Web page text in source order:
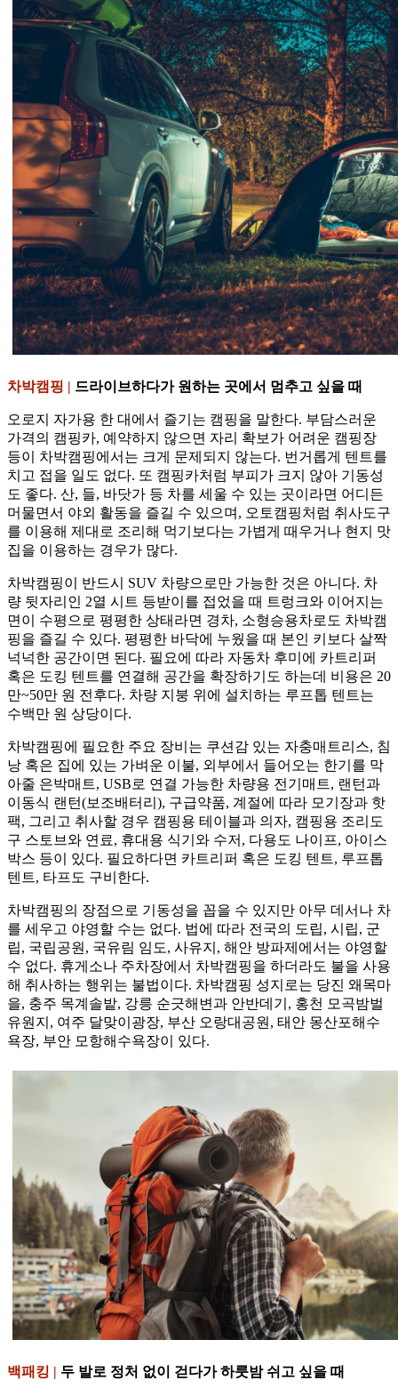
차박캠핑 | 드라이브하다가 원하는 곳에서 멈추고 싶을 때
오로지 자가용 한 대에서 즐기는 캠핑을 말한다. 부담스러운
가격의 캠핑카, 예약하지 않으면 자리 확보가 어려운 캠핑장
등이 차박캠핑에서는 크게 문제되지 않는다. 번거롭게 텐트를
치고 접을 일도 없다. 또 캠핑카처럼 부피가 크지 않아 기동성
도 좋다. 산, 들, 바닷가 등 차를 세울 수 있는 곳이라면 어디든
머물면서 야외 활동을 즐길 수 있으며, 오토캠핑처럼 취사도구
를 이용해 제대로 조리해 먹기보다는 가볍게 때우거나 현지 맛
집을 이용하는 경우가 많다.
차박캠핑이 반드시 SUV 차량으로만 가능한 것은 아니다. 차
량 뒷자리인 2열 시트 등받이를 접었을 때 트렁크와 이어지는
면이 수평으로 평평한 상태라면 경차, 소형승용차로도 차박캠
핑을 즐길 수 있다. 평평한 바닥에 누웠을 때 본인 키보다 살짝
넉넉한 공간이면 된다. 필요에 따라 자동차 후미에 카트리퍼
혹은 도킹 텐트를 연결해 공간을 확장하기도 하는데 비용은 20
만~50만 원 전후다. 차량 지붕 위에 설치하는 루프톱 텐트는
수백만 원 상당이다.
차박캠핑에 필요한 주요 장비는 쿠션감 있는 자충매트리스, 침
낭 혹은 집에 있는 가벼운 이불, 외부에서 들어오는 한기를 막
아줄 은박매트, USB로 연결 가능한 차량용 전기매트, 랜턴과
이동식 랜턴(보조배터리), 구급약품, 계절에 따라 모기장과 핫
팩, 그리고 취사할 경우 캠핑용 테이블과 의자, 캠핑용 조리도
구 스토브와 연료, 휴대용 식기와 수저, 다용도 나이프, 아이스
박스 등이 있다. 필요하다면 카트리퍼 혹은 도킹 텐트, 루프톱
텐트, 타프도 구비한다.
차박캠핑의 장점으로 기동성을 꼽을 수 있지만 아무 데서나 차
를 세우고 야영할 수는 없다. 법에 따라 전국의 도립, 시립, 군
립, 국립공원, 국유림 임도, 사유지, 해안 방파제에서는 야영할
수 없다. 휴게소나 주차장에서 차박캠핑을 하더라도 불을 사용
해 취사하는 행위는 불법이다. 차박캠핑 성지로는 당진 왜목마
을, 충주 목계솔밭, 강릉 순긋해변과 안반데기, 홍천 모곡밤벌
유원지, 여주 달맞이광장, 부산 오랑대공원, 태안 몽산포해수
욕장, 부안 모항해수욕장이 있다.
백패킹 | 두 발로 정처 없이 걷다가 하룻밤 쉬고 싶을 때